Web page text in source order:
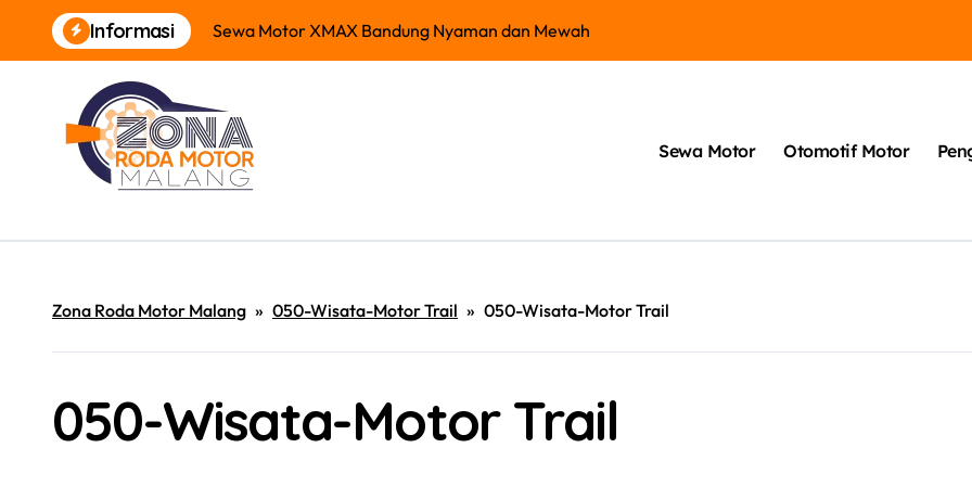
content
Informasi Sewa Motor XMAX Bandung Nyaman dan Mewah Kelebihan
Sewa Motor Otomotif Motor
Zona Roda Motor Malang » 050-Wisata-Motor Trail » 050-Wisata-Motor Trail
050-Wisata-Motor Trail